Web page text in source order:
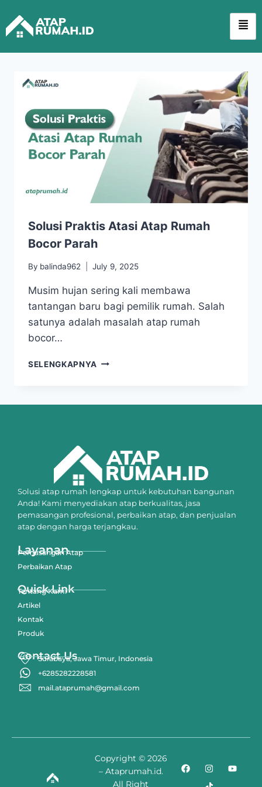
Solusi Praktis Atasi Atap Rumah
Bocor Parah
By balinda962 July 9, 2025
Musim hujan sering kali membawa
tantangan baru bagi pemilik rumah. Salah
satunya adalah masalah atap rumah
bocor…
SELENGKAPNYA
Solusi atap rumah lengkap untuk kebutuhan bangunan
Anda! Kami menyediakan atap berkualitas, jasa
pemasangan profesional, perbaikan atap, dan penjualan
atap dengan harga terjangkau.
Layanan
Pemasangan Atap
Perbaikan Atap
Quick Link
Tentang Kami
Artikel
Kontak
Produk
Contact Us
Surabaya, Jawa Timur, Indonesia
+6285282228581
mail.ataprumah@gmail.com
Copyright © 2026
– Ataprumah.id.
All Right